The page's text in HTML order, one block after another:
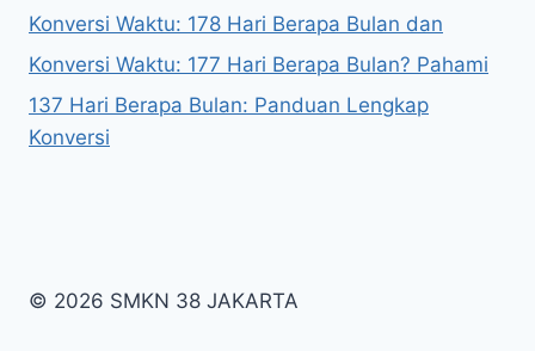
Konversi Waktu: 178 Hari Berapa Bulan dan
Konversi Waktu: 177 Hari Berapa Bulan? Pahami
137 Hari Berapa Bulan: Panduan Lengkap
Konversi
© 2026 SMKN 38 JAKARTA